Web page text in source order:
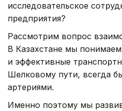
исследовательское
предприятия?
Рассмотрим вопрос
В Казахстане мы
и эффективные
Шелковому пути, всегда
артериями.
Именно поэтому мы